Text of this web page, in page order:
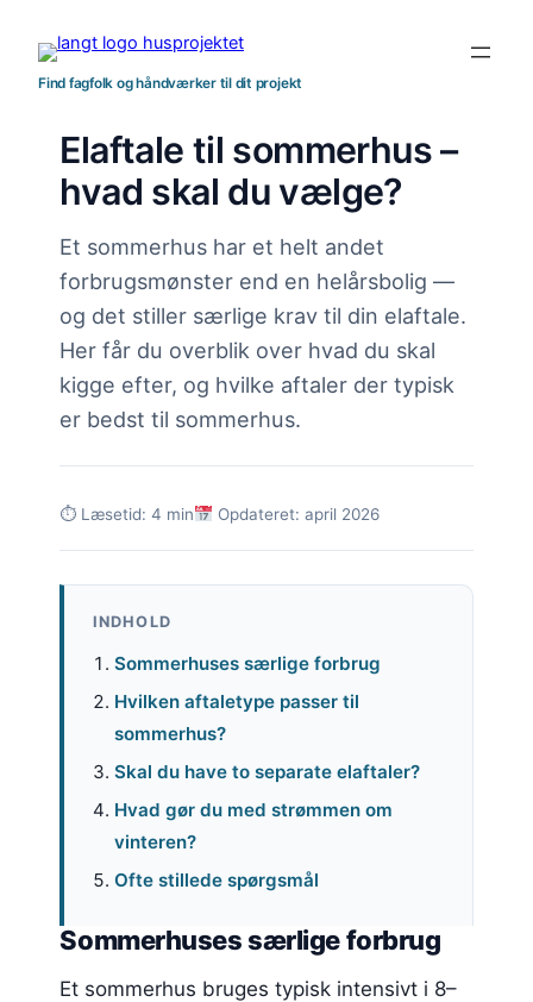
indhold
Find fagfolk og håndværker til dit projekt
Elaftale til sommerhus –
hvad skal du vælge?
Et sommerhus har et helt andet
forbrugsmønster end en helårsbolig —
og det stiller særlige krav til din elaftale.
Her får du overblik over hvad du skal
kigge efter, og hvilke aftaler der typisk
er bedst til sommerhus.
⏱ Læsetid: 4 min Opdateret: april 2026
INDHOLD
Sommerhuses særlige forbrug
Hvilken aftaletype passer til
sommerhus?
Skal du have to separate elaftaler?
Hvad gør du med strømmen om
vinteren?
Ofte stillede spørgsmål
Sommerhuses særlige forbrug
Et sommerhus bruges typisk intensivt i 8–